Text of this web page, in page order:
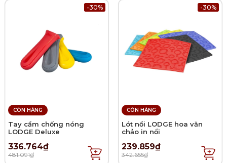
-30%
CÒN HÀNG
Tay cầm chống nóng
LODGE Deluxe
336.764₫
481.091₫
-30%
CÒN HÀNG
Lót nồi LODGE hoa văn
chảo in nổi
239.859₫
342.655₫